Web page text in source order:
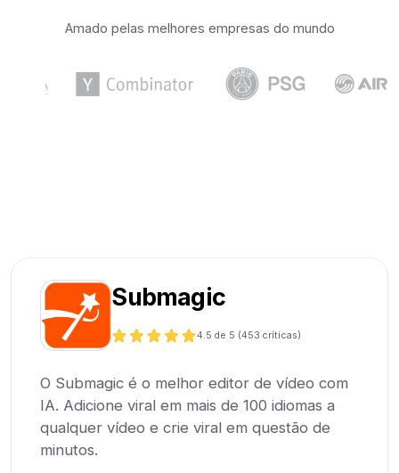
Amado pelas melhores empresas do mundo
Submagic
4.5 de 5 (453 críticas)
O Submagic é o melhor editor de vídeo com
IA. Adicione viral em mais de 100 idiomas a
qualquer vídeo e crie viral em questão de
minutos.